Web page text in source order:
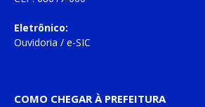
Eletrônico:
Ouvidoria / e-SIC
COMO CHEGAR À PREFEITURA